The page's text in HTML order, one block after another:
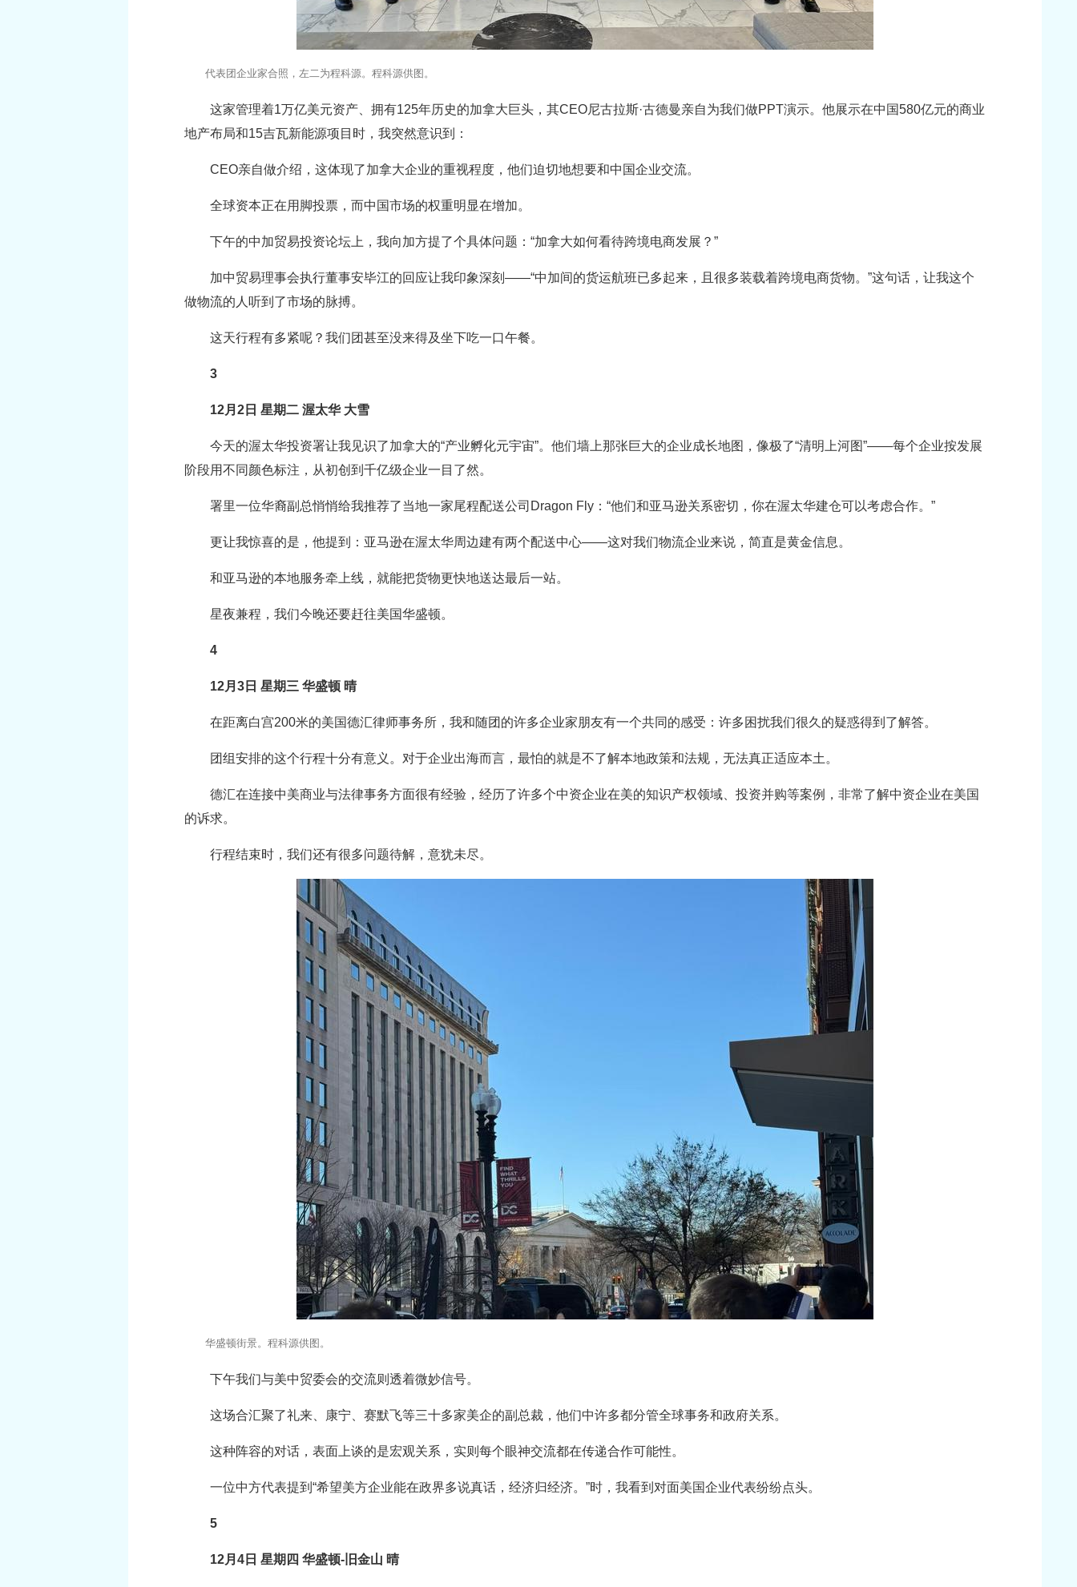
代表团企业家合照，左二为程科源。程科源供图。
这家管理着1万亿美元资产、拥有125年历史的加拿大巨头，其CEO尼古拉斯·古德曼亲自为我们做PPT演示。他展示在中国580亿元的商业
地产布局和15吉瓦新能源项目时，我突然意识到：
CEO亲自做介绍，这体现了加拿大企业的重视程度，他们迫切地想要和中国企业交流。
全球资本正在用脚投票，而中国市场的权重明显在增加。
下午的中加贸易投资论坛上，我向加方提了个具体问题：“加拿大如何看待跨境电商发展？”
加中贸易理事会执行董事安毕江的回应让我印象深刻——“中加间的货运航班已多起来，且很多装载着跨境电商货物。”这句话，让我这个
做物流的人听到了市场的脉搏。
这天行程有多紧呢？我们团甚至没来得及坐下吃一口午餐。
3
12月2日 星期二 渥太华 大雪
今天的渥太华投资署让我见识了加拿大的“产业孵化元宇宙”。他们墙上那张巨大的企业成长地图，像极了“清明上河图”——每个企业按发展
阶段用不同颜色标注，从初创到千亿级企业一目了然。
署里一位华裔副总悄悄给我推荐了当地一家尾程配送公司Dragon Fly：“他们和亚马逊关系密切，你在渥太华建仓可以考虑合作。”
更让我惊喜的是，他提到：亚马逊在渥太华周边建有两个配送中心——这对我们物流企业来说，简直是黄金信息。
和亚马逊的本地服务牵上线，就能把货物更快地送达最后一站。
星夜兼程，我们今晚还要赶往美国华盛顿。
4
12月3日 星期三 华盛顿 晴
在距离白宫200米的美国德汇律师事务所，我和随团的许多企业家朋友有一个共同的感受：许多困扰我们很久的疑惑得到了解答。
团组安排的这个行程十分有意义。对于企业出海而言，最怕的就是不了解本地政策和法规，无法真正适应本土。
德汇在连接中美商业与法律事务方面很有经验，经历了许多个中资企业在美的知识产权领域、投资并购等案例，非常了解中资企业在美国
的诉求。
行程结束时，我们还有很多问题待解，意犹未尽。
华盛顿街景。程科源供图。
下午我们与美中贸委会的交流则透着微妙信号。
这场合汇聚了礼来、康宁、赛默飞等三十多家美企的副总裁，他们中许多都分管全球事务和政府关系。
这种阵容的对话，表面上谈的是宏观关系，实则每个眼神交流都在传递合作可能性。
一位中方代表提到“希望美方企业能在政界多说真话，经济归经济。”时，我看到对面美国企业代表纷纷点头。
5
12月4日 星期四 华盛顿-旧金山 晴